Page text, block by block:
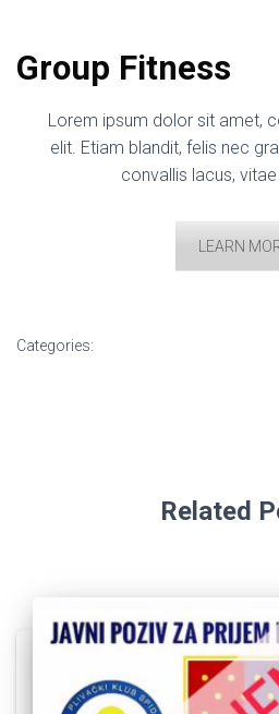
Group Fitness
Lorem ipsum dolor sit amet,
elit. Etiam blandit, felis nec
convallis lacus,
LEARN
Categories:
Related